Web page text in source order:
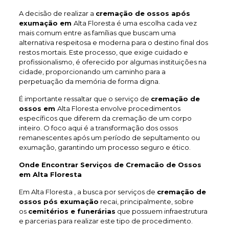
A decisão de realizar a cremação de ossos após
exumação em Alta Floresta é uma escolha cada vez
mais comum entre as famílias que buscam uma
alternativa respeitosa e moderna para o destino final dos
restos mortais. Este processo, que exige cuidado e
profissionalismo, é oferecido por algumas instituições na
cidade, proporcionando um caminho para a
perpetuação da memória de forma digna.
É importante ressaltar que o serviço de cremação de
ossos em Alta Floresta envolve procedimentos
específicos que diferem da cremação de um corpo
inteiro. O foco aqui é a transformação dos ossos
remanescentes após um período de sepultamento ou
exumação, garantindo um processo seguro e ético.
Onde Encontrar Serviços de Cremacão de Ossos
em Alta Floresta
Em Alta Floresta , a busca por serviços de cremação de
ossos pós exumação recai, principalmente, sobre
os cemitérios e funerárias que possuem infraestrutura
e parcerias para realizar este tipo de procedimento.